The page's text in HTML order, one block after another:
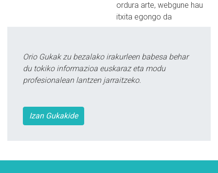
ordura arte, webgune hau
itxita egongo da
Orio Gukak zu bezalako irakurleen babesa behar
du tokiko informazioa euskaraz eta modu
profesionalean lantzen jarraitzeko.
Izan Gukakide